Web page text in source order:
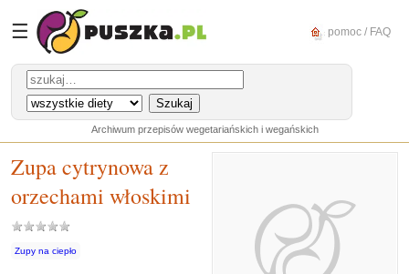
☰ pomoc / FAQ
Archiwum przepisów wegetariańskich i wegańskich
Zupa cytrynowa z
orzechami włoskimi
Zupy na ciepło